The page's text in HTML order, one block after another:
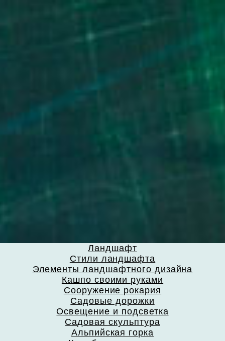
Ландшафт
Стили ландшафта
Элементы ландшафтного дизайна
Кашпо своими руками
Сооружение рокария
Садовые дорожки
Освещение и подсветка
Садовая скульптура
Альпийская горка